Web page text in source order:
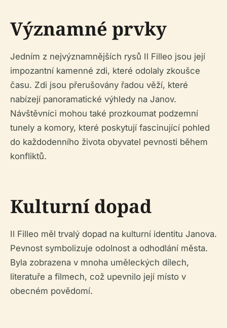
Významné prvky
Jedním z nejvýznamnějších rysů Il Filleo jsou její
impozantní kamenné zdi, které odolaly zkoušce
času. Zdi jsou přerušovány řadou věží, které
nabízejí panoramatické výhledy na Janov.
Návštěvníci mohou také prozkoumat podzemní
tunely a komory, které poskytují fascinující pohled
do každodenního života obyvatel pevnosti během
konfliktů.
Kulturní dopad
Il Filleo měl trvalý dopad na kulturní identitu Janova.
Pevnost symbolizuje odolnost a odhodlání města.
Byla zobrazena v mnoha uměleckých dílech,
literatuře a filmech, což upevnilo její místo v
obecném povědomí.